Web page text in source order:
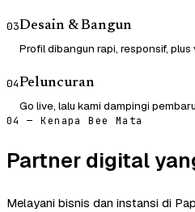
03Desain & Bangun
Profil dibangun rapi, responsif, plus
04Peluncuran
Go live, lalu kami dampingi
04 — Kenapa Bee Mata
Partner digital
Melayani bisnis dan instansi di